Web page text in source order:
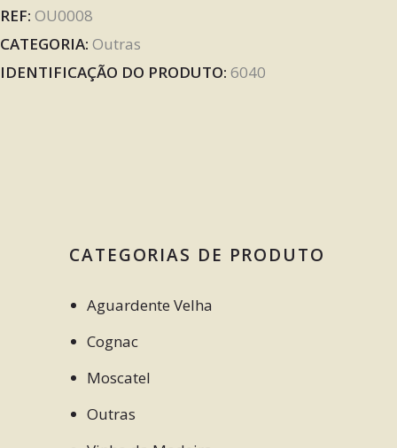
REF: OU0008
CATEGORIA: Outras
IDENTIFICAÇÃO DO PRODUTO: 6040
CATEGORIAS DE PRODUTO
Aguardente Velha
Cognac
Moscatel
Outras